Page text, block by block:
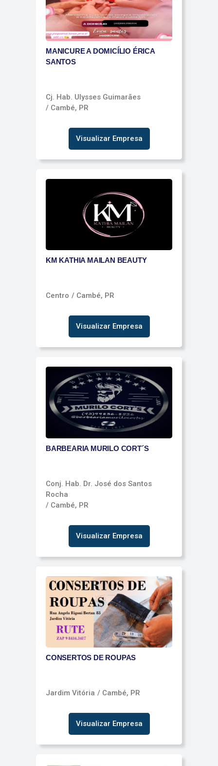
MANICURE A DOMICÍLIO ÉRICA
SANTOS
Cj. Hab. Ulysses Guimarães
/ Cambé, PR
Visualizar Empresa
KM KATHIA MAILAN BEAUTY
Centro / Cambé, PR
Visualizar Empresa
BARBEARIA MURILO CORT´S
Conj. Hab. Dr. José dos Santos
Rocha
/ Cambé, PR
Visualizar Empresa
CONSERTOS DE ROUPAS
Jardim Vitória / Cambé, PR
Visualizar Empresa